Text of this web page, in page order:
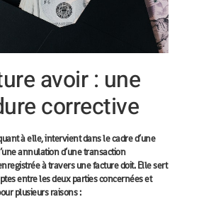
avoir : une
corrective
à elle, intervient dans le cadre d’une
annulation d’une transaction
à travers une facture doit. Elle sert
entre les deux parties concernées et
plusieurs raisons :